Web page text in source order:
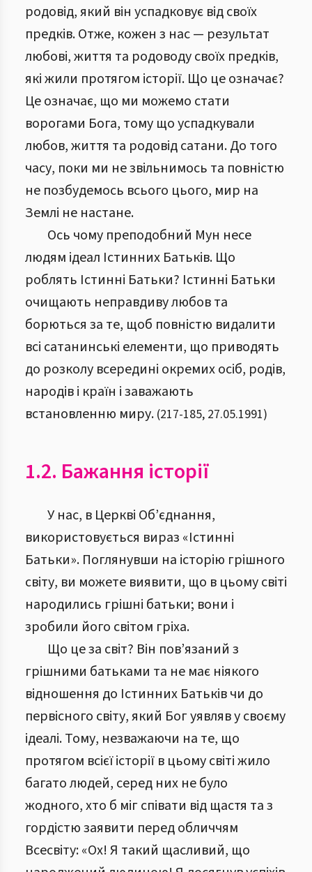
родовід, який він успадковує від своїх
предків. Отже, кожен з нас — результат
любові, життя та родоводу своїх предків,
які жили протягом історії. Що це означає?
Це означає, що ми можемо стати
ворогами Бога, тому що успадкували
любов, життя та родовід сатани. До того
часу, поки ми не звільнимось та повністю
не позбудемось всього цього, мир на
Землі не настане.
Ось чому преподобний Мун несе
людям ідеал Істинних Батьків. Що
роблять Істинні Батьки? Істинні Батьки
очищають неправдиву любов та
борються за те, щоб повністю видалити
всі сатанинські елементи, що приводять
до розколу всередині окремих осіб, родів,
народів і країн і заважають
встановленню миру. (217-185, 27.05.1991)
1.2. Бажання історії
У нас, в Церкві Об’єднання,
використовується вираз «Істинні
Батьки». Поглянувши на історію грішного
світу, ви можете виявити, що в цьому світі
народились грішні батьки; вони і
зробили його світом гріха.
Що це за світ? Він пов’язаний з
грішними батьками та не має ніякого
відношення до Істинних Батьків чи до
первісного світу, який Бог уявляв у своєму
ідеалі. Тому, незважаючи на те, що
протягом всієї історії в цьому світі жило
багато людей, серед них не було
жодного, хто б міг співати від щастя та з
гордістю заявити перед обличчям
Всесвіту: «Ох! Я такий щасливий, що